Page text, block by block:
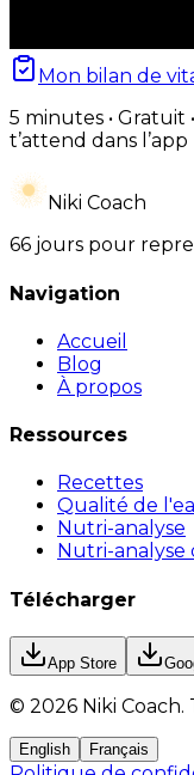
Mon bilan de
5 minutes • Gratuit
t’attend dans l’app
Niki Coach
66 jours pour
Navigation
Accueil
Blog
À propos
Ressources
Recettes
Qualité de
Nutri-analyse
Nutri-
Télécharger
App Store
© 2026 Niki Coach.
English Français